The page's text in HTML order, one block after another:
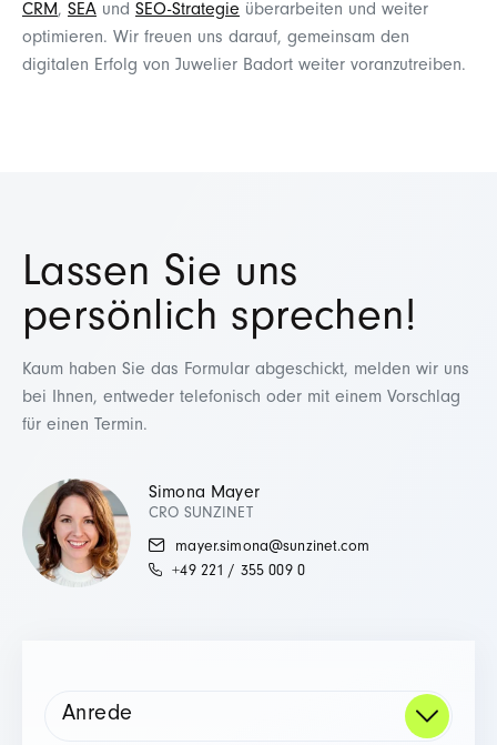
CRM, SEA und SEO-Strategie überarbeiten und weiter
optimieren. Wir freuen uns darauf, gemeinsam den
digitalen Erfolg von Juwelier Badort weiter voranzutreiben.
Lassen Sie uns
persönlich sprechen!
Kaum haben Sie das Formular abgeschickt, melden wir uns
bei Ihnen, entweder telefonisch oder mit einem Vorschlag
für einen Termin.
Simona Mayer
CRO SUNZINET
mayer.simona@sunzinet.com
+49 221 / 355 009 0